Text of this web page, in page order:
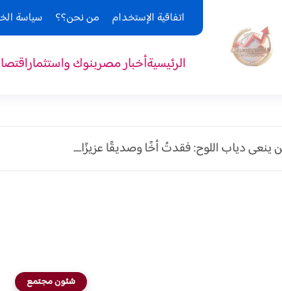
اتفاقية الإستخدام من نحن؟؟ سياسة
الرئيسيةأخبار مصربنوك واستثمار
دياب اللوح: فقدتُ أخًا وصديقًا عزيزًا.....
شئون مجتمع